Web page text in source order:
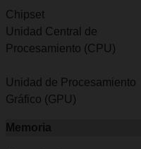
Chipset
Unidad Central de
Procesamiento (CPU)
Unidad de Procesamiento
Gráfico (GPU)
Memoria